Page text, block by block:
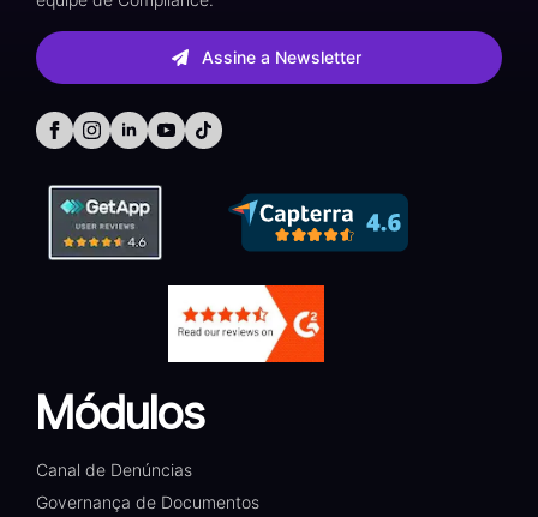
Assine a Newsletter
Módulos
Canal de Denúncias
Governança de Documentos